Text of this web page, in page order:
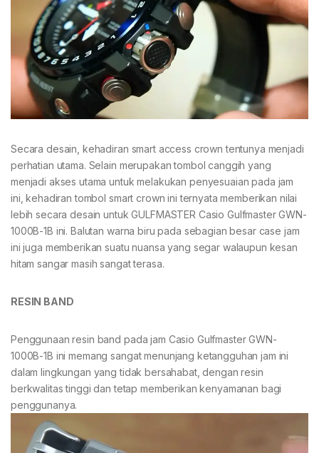
Secara desain, kehadiran smart access crown tentunya menjadi
perhatian utama. Selain merupakan tombol canggih yang
menjadi akses utama untuk melakukan penyesuaian pada jam
ini, kehadiran tombol smart crown ini ternyata memberikan nilai
lebih secara desain untuk GULFMASTER Casio Gulfmaster GWN-
1000B-1B ini. Balutan warna biru pada sebagian besar case jam
ini juga memberikan suatu nuansa yang segar walaupun kesan
hitam sangar masih sangat terasa.
RESIN BAND
Penggunaan resin band pada jam Casio Gulfmaster GWN-
1000B-1B ini memang sangat menunjang ketangguhan jam ini
dalam lingkungan yang tidak bersahabat, dengan resin
berkwalitas tinggi dan tetap memberikan kenyamanan bagi
penggunanya.